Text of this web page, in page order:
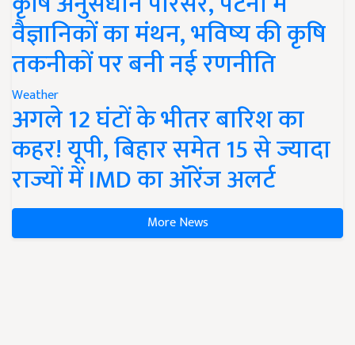
वैज्ञानिकों का मंथन, भविष्य की कृषि
तकनीकों पर बनी नई रणनीति
Weather
अगले 12 घंटों के भीतर बारिश का
कहर! यूपी, बिहार समेत 15 से ज्यादा
राज्यों में IMD का ऑरेंज अलर्ट
More News